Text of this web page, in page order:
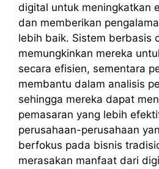
digital untuk meningkatkan
dan memberikan
lebih baik. Sistem berbasis
memungkinkan mereka
secara efisien, sementara
membantu dalam analisis
sehingga mereka dapat
pemasaran yang lebih
perusahaan-perusahaan
berfokus pada bisnis
merasakan manfaat dari